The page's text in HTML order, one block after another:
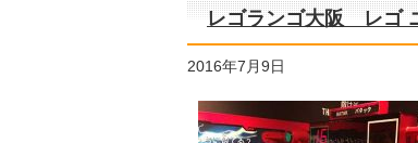
レゴランゴ大阪 レゴ
2016年7月9日